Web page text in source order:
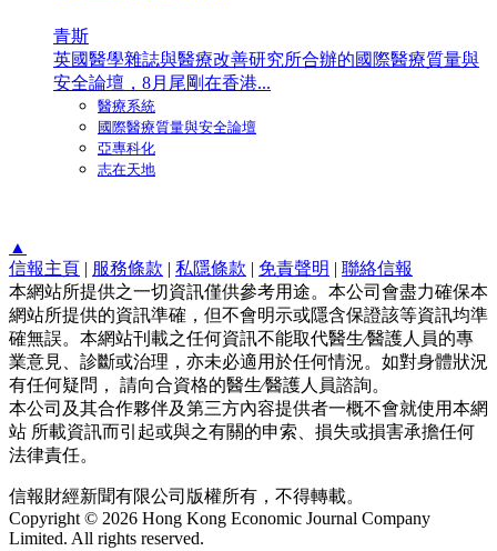
青斯
英國醫學雜誌與醫療改善研究所合辦的國際醫療質量與
安全論壇，8月尾剛在香港...
醫療系統
國際醫療質量與安全論壇
亞專科化
志在天地
▲
信報主頁 | 服務條款 | 私隱條款 | 免責聲明 | 聯絡信報
本網站所提供之一切資訊僅供參考用途。本公司會盡力確保本
網站所提供的資訊準確，但不會明示或隱含保證該等資訊均準
確無誤。本網站刊載之任何資訊不能取代醫生∕醫護人員的專
業意見、診斷或治理，亦未必適用於任何情況。如對身體狀況
有任何疑問， 請向合資格的醫生∕醫護人員諮詢。
本公司及其合作夥伴及第三方內容提供者一概不會就使用本網
站 所載資訊而引起或與之有關的申索、損失或損害承擔任何
法律責任。
信報財經新聞有限公司版權所有，不得轉載。
Copyright © 2026 Hong Kong Economic Journal Company
Limited. All rights reserved.